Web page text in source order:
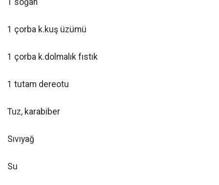
1 çorba k.kuş üzümü
1 çorba k.dolmalık fıstık
1 tutam dereotu
Tuz, karabiber
Sıvıyağ
Su